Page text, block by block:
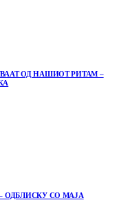
ОД НАШИОТ РИТАМ –
ОДБЛИСКУ СО МАЈА